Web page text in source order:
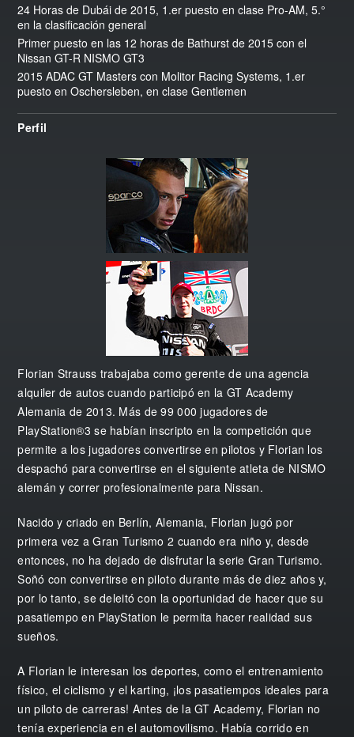
24 Horas de Dubái de 2015, 1.er puesto en clase Pro-AM, 5.°
en la clasificación general
Primer puesto en las 12 horas de Bathurst de 2015 con el
Nissan GT-R NISMO GT3
2015 ADAC GT Masters con Molitor Racing Systems, 1.er
puesto en Oschersleben, en clase Gentlemen
Perfil
Florian Strauss trabajaba como gerente de una agencia
alquiler de autos cuando participó en la GT Academy
Alemania de 2013. Más de 99 000 jugadores de
PlayStation®3 se habían inscripto en la competición que
permite a los jugadores convertirse en pilotos y Florian los
despachó para convertirse en el siguiente atleta de NISMO
alemán y correr profesionalmente para Nissan.
Nacido y criado en Berlín, Alemania, Florian jugó por
primera vez a Gran Turismo 2 cuando era niño y, desde
entonces, no ha dejado de disfrutar la serie Gran Turismo.
Soñó con convertirse en piloto durante más de diez años y,
por lo tanto, se deleitó con la oportunidad de hacer que su
pasatiempo en PlayStation le permita hacer realidad sus
sueños.
A Florian le interesan los deportes, como el entrenamiento
físico, el ciclismo y el karting, ¡los pasatiempos ideales para
un piloto de carreras! Antes de la GT Academy, Florian no
tenía experiencia en el automovilismo. Había corrido en